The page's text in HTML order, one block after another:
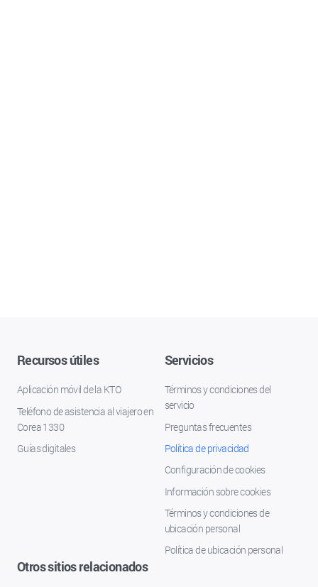
Recursos útiles
Aplicación móvil de la KTO
Teléfono de asistencia al viajero en
Corea 1330
Guías digitales
Servicios
Términos y condiciones del
servicio
Preguntas frecuentes
Política de privacidad
Configuración de cookies
Información sobre cookies
Términos y condiciones de
ubicación personal
Política de ubicación personal
Otros sitios relacionados